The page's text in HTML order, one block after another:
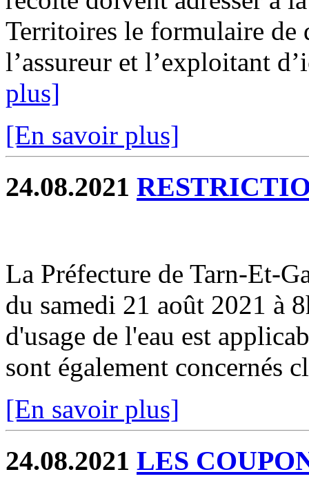
Territoires le formulaire de
l’assureur et l’exploitant
plus]
[En savoir plus]
24.08.2021
La Préfecture de Tarn-Et-
du samedi 21 août 2021 à
d'usage de l'eau est
sont également concernés
[En savoir plus]
24.08.2021 LES